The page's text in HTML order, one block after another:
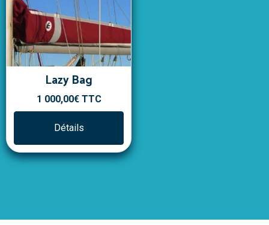
Lazy Bag
1 000,00€ TTC
Détails